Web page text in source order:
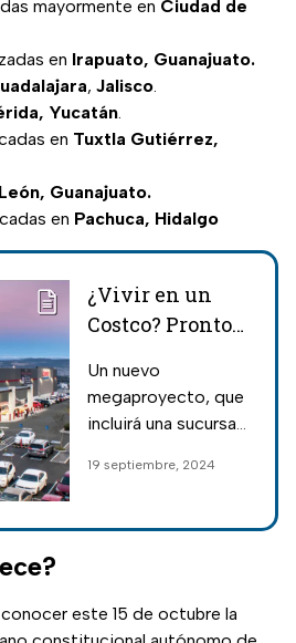
mayormente en Ciudad de
en Irapuato, Guanajuato.
, Jalisco.
Yucatán.
en Tuxtla Gutiérrez,
León, Guanajuato.
en Pachuca, Hidalgo
¿Vivir en un
Costco? Pronto
realidad en una
ciudad de
Un nuevo
megaproyecto, que
incluirá una sucursal
cientos de
residentes, se
conoce en qué
ciudad.
19 septiembre, 2024
este 15 de octubre la